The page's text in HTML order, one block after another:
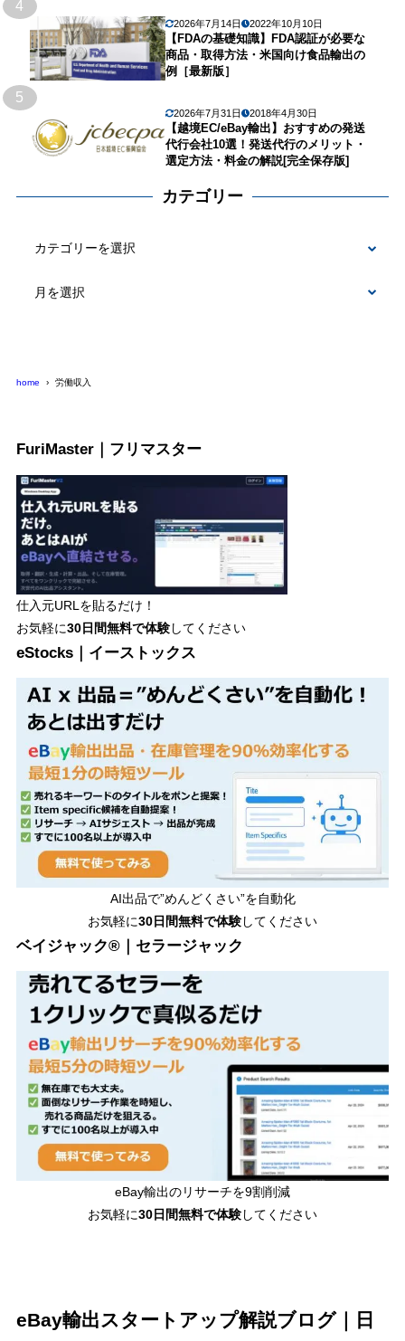
4
2026年7月14日 2022年10月10日
【FDAの基礎知識】FDA認証が必要な
商品・取得方法・米国向け食品輸出の
例［最新版］
5
2026年7月31日 2018年4月30日
【越境EC/eBay輸出】おすすめの発送
代行会社10選！発送代行のメリット・
選定方法・料金の解説[完全保存版]
カテゴリー
home 労働収入
FuriMaster｜フリマスター
仕入元URLを貼るだけ！
お気軽に30日間無料で体験してください
eStocks｜イーストックス
AI出品で”めんどくさい”を自動化
お気軽に30日間無料で体験してください
ベイジャック®｜セラージャック
eBay輸出のリサーチを9割削減
お気軽に30日間無料で体験してください
eBay輸出スタートアップ解説ブログ｜日